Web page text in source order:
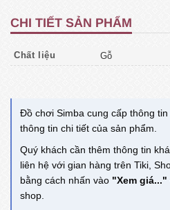
CHI TIẾT SẢN PHẨM
Chất liệu Gỗ
Đồ chơi Simba cung cấp thông
thông tin chi tiết của sản phẩm.
Quý khách cần thêm thông tin
liên hệ với gian hàng trên Tiki,
bằng cách nhấn vào "Xem giá..."
shop.